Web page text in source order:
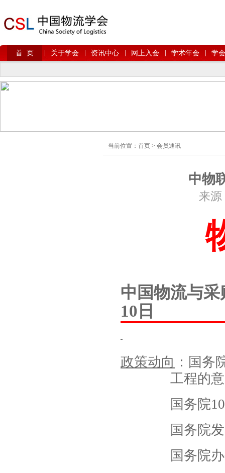
首 页 关于学会 资讯中心 网上入会 学术年会 学
当前位置： 首页 > 会员通讯
中物
来源
中国物流
10日
政策动向 ：国务
工程的
国务院
国务院
国务院